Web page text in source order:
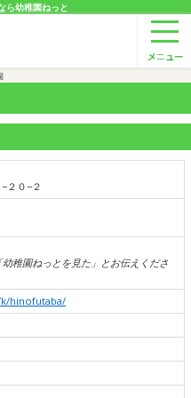
ら幼稚園ねっと
２０−２
稚園ねっとを見た」とお伝えくださ
hinofutaba/